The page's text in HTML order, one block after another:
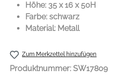
Höhe: 35 x 16 x 50H
Farbe: schwarz
Material: Metall
Zum Merkzettel hinzufügen
Produktnummer: SW17809